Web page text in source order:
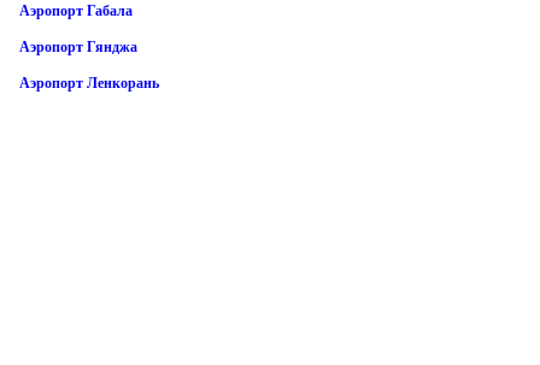
Аэропорт Габала
Аэропорт Гянджа
Аэропорт Ленкорань